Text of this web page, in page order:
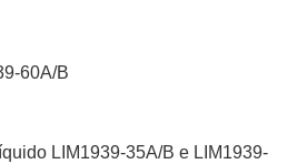
60A/B
LIM1939-35A/B e LIM1939-